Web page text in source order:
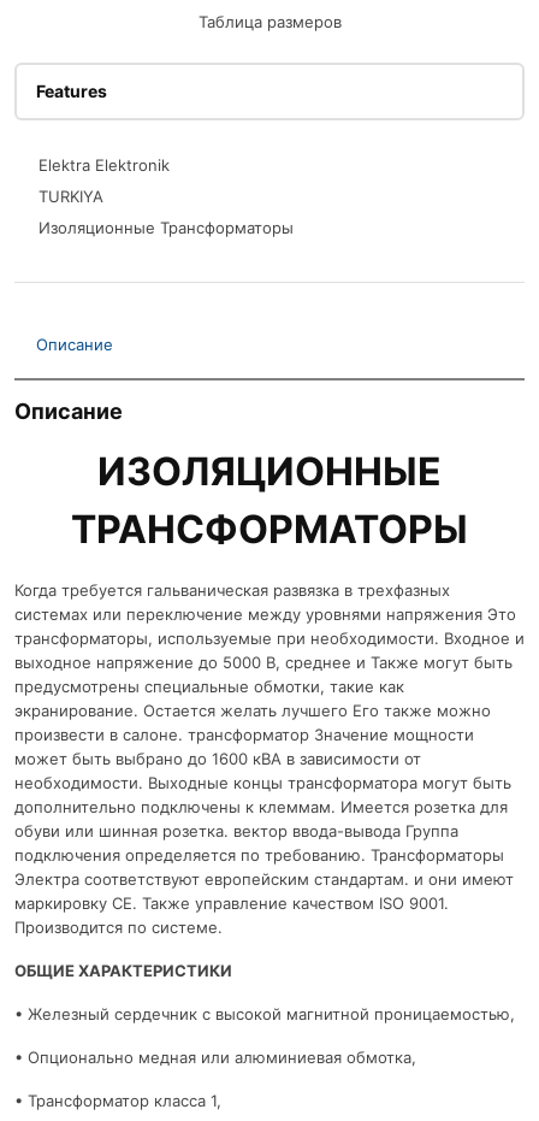
Таблица размеров
Features
Elektra Elektronik
TURKIYA
Изоляционные Трансформаторы
Описание
Описание
ИЗОЛЯЦИОННЫЕ
ТРАНСФОРМАТОРЫ
Когда требуется гальваническая развязка в трехфазных
системах или переключение между уровнями напряжения Это
трансформаторы, используемые при необходимости. Входное и
выходное напряжение до 5000 В, среднее и Также могут быть
предусмотрены специальные обмотки, такие как
экранирование. Остается желать лучшего Его также можно
произвести в салоне. трансформатор Значение мощности
может быть выбрано до 1600 кВА в зависимости от
необходимости. Выходные концы трансформатора могут быть
дополнительно подключены к клеммам. Имеется розетка для
обуви или шинная розетка. вектор ввода-вывода Группа
подключения определяется по требованию. Трансформаторы
Электра соответствуют европейским стандартам. и они имеют
маркировку CE. Также управление качеством ISO 9001.
Производится по системе.
ОБЩИЕ ХАРАКТЕРИСТИКИ
• Железный сердечник с высокой магнитной проницаемостью,
• Опционально медная или алюминиевая обмотка,
• Трансформатор класса 1,